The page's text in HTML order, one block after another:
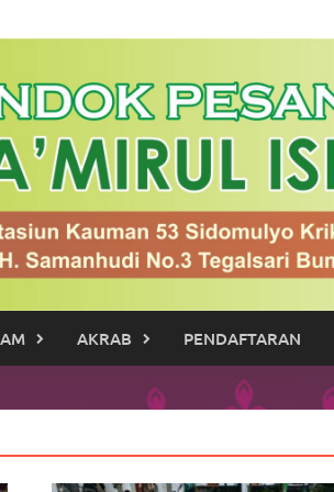
AKRAB PENDAFTARAN